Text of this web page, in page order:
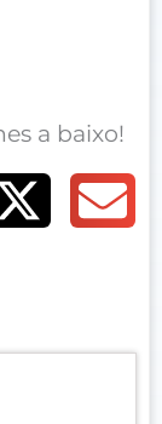
a baixo!